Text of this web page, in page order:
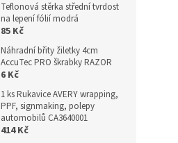
Teflonová stěrka střední tvrdost
na lepení fólií modrá
85 Kč
Náhradní břity žiletky 4cm
AccuTec PRO škrabky RAZOR
6 Kč
1 ks Rukavice AVERY wrapping,
PPF, signmaking, polepy
automobilů CA3640001
414 Kč